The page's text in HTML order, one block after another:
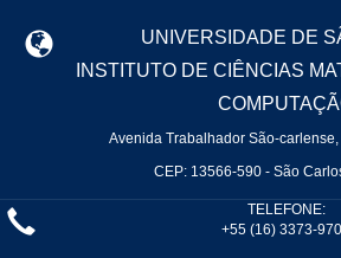
UNIVERSIDADE DE
INSTITUTO DE CIÊNCIAS
Avenida Trabalhador São-
CEP: 13566-590 - São
TELEFONE:
+55 (16) 3373-